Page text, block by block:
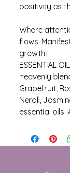
positivity as
Where
flows.
growth!
ESSENTIAL
heavenly
Grapefruit,
Neroli,
essential oils.